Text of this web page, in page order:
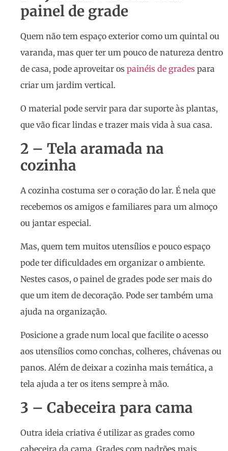
painel de grade
Quem não tem espaço exterior como um quintal ou
varanda, mas quer ter um pouco de natureza dentro
de casa, pode aproveitar os painéis de grades para
criar um jardim vertical.
O material pode servir para dar suporte às plantas,
que vão ficar lindas e trazer mais vida à sua casa.
2 – Tela aramada na
cozinha
A cozinha costuma ser o coração do lar. É nela que
recebemos os amigos e familiares para um almoço
ou jantar especial.
Mas, quem tem muitos utensílios e pouco espaço
pode ter dificuldades em organizar o ambiente.
Nestes casos, o painel de grades pode ser mais do
que um item de decoração. Pode ser também uma
ajuda na organização.
Posicione a grade num local que facilite o acesso
aos utensílios como conchas, colheres, chávenas ou
panos. Além de deixar a cozinha mais temática, a
tela ajuda a ter os itens sempre à mão.
3 – Cabeceira para cama
Outra ideia criativa é utilizar as grades como
cabeceira da cama. Grades com padrões mais